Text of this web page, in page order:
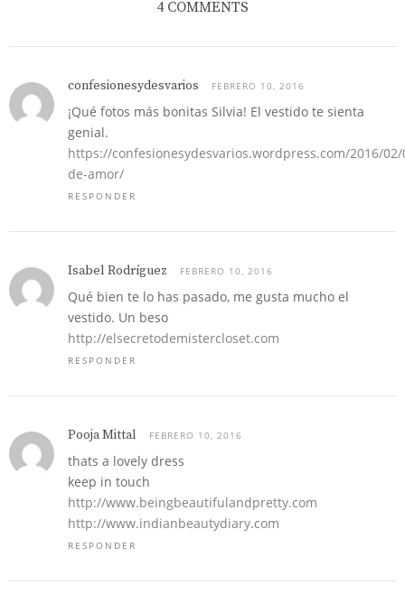
4 COMMENTS
confesionesydesvarios FEBRERO 10, 2016
¡Qué fotos más bonitas Silvia! El vestido te sienta
genial.
https://confesionesydesvarios.wordpress.com/2016/
de-amor/
RESPONDER
Isabel Rodríguez FEBRERO 10, 2016
Qué bien te lo has pasado, me gusta mucho el
vestido. Un beso
http://elsecretodemistercloset.com
RESPONDER
Pooja Mittal FEBRERO 10, 2016
thats a lovely dress
keep in touch
http://www.beingbeautifulandpretty.com
http://www.indianbeautydiary.com
RESPONDER